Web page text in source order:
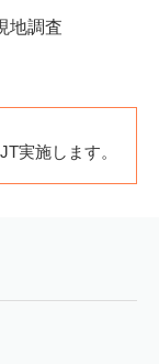
地調査
実施します。